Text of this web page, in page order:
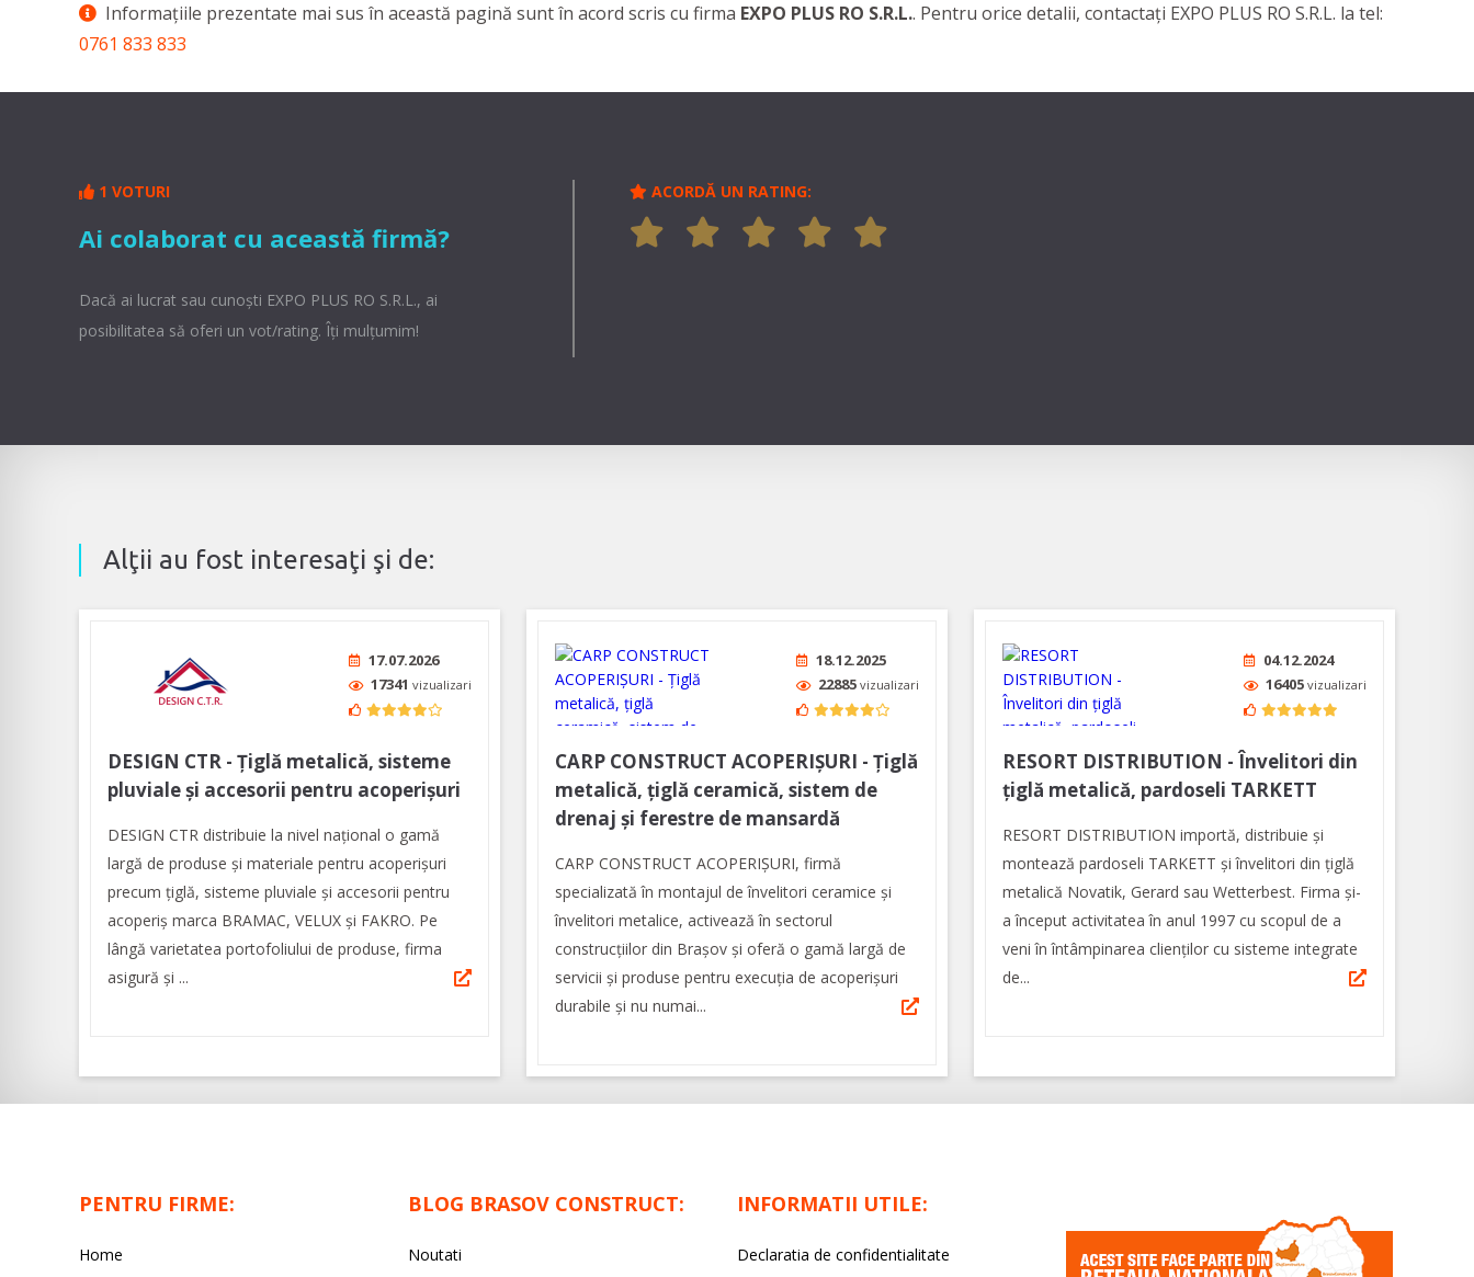
Informaţiile prezentate mai sus în această pagină sunt în acord scris cu firma EXPO PLUS RO S.R.L.. Pentru orice detalii, contactaţi EXPO PLUS RO S.R.L. la tel:
0761 833 833
1 VOTURI
Ai colaborat cu această firmă?
Dacă ai lucrat sau cunoşti EXPO PLUS RO S.R.L., ai
posibilitatea să oferi un vot/rating. Îți mulțumim!
ACORDĂ UN RATING:
Alţii au fost interesaţi şi de:
17.07.2026
17341 vizualizari
DESIGN CTR - Țiglă metalică, sisteme
pluviale și accesorii pentru acoperișuri
DESIGN CTR distribuie la nivel național o gamă
largă de produse și materiale pentru acoperișuri
precum țiglă, sisteme pluviale și accesorii pentru
acoperiș marca BRAMAC, VELUX și FAKRO. Pe
lângă varietatea portofoliului de produse, firma
asigură și ...
18.12.2025
22885 vizualizari
CARP CONSTRUCT ACOPERIȘURI - Țiglă
metalică, țiglă ceramică, sistem de
drenaj și ferestre de mansardă
CARP CONSTRUCT ACOPERIȘURI, firmă
specializată în montajul de învelitori ceramice și
învelitori metalice, activează în sectorul
construcțiilor din Brașov și oferă o gamă largă de
servicii și produse pentru execuția de acoperișuri
durabile și nu numai...
04.12.2024
16405 vizualizari
RESORT DISTRIBUTION - Învelitori din
țiglă metalică, pardoseli TARKETT
RESORT DISTRIBUTION importă, distribuie și
montează pardoseli TARKETT și învelitori din țiglă
metalică Novatik, Gerard sau Wetterbest. Firma și-
a început activitatea în anul 1997 cu scopul de a
veni în întâmpinarea clienților cu sisteme integrate
de...
PENTRU FIRME:
Home
BLOG BRASOV CONSTRUCT:
Noutati
INFORMATII UTILE:
Declaratia de confidentialitate